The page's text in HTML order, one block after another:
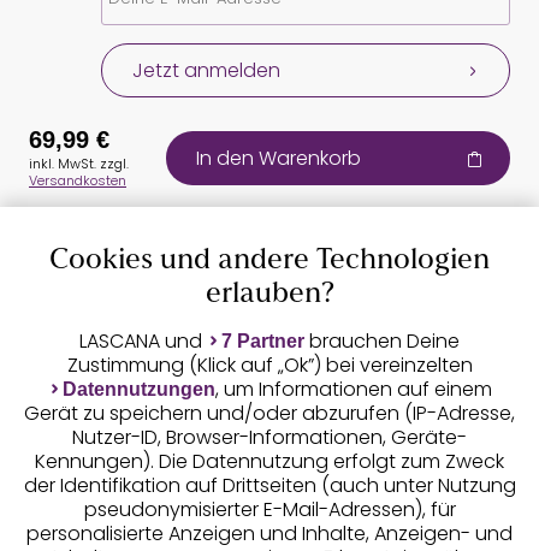
Jetzt anmelden
Auszeichnungen
Geprüfte Sicherheit
69,99 €
inkl. MwSt. zzgl.
Versandkosten
In den Warenkorb
Cookies und andere Technologien
erlauben?
LASCANA und 7 Partner brauchen Deine
Zustimmung (Klick auf „Ok”) bei vereinzelten
Datennutzungen, um Informationen auf einem
Gerät zu speichern und/oder abzurufen (IP-Adresse,
Nutzer-ID, Browser-Informationen, Geräte-
Kennungen). Die Datennutzung erfolgt zum Zweck
der Identifikation auf Drittseiten (auch unter Nutzung
pseudonymisierter E-Mail-Adressen), für
personalisierte Anzeigen und Inhalte, Anzeigen- und